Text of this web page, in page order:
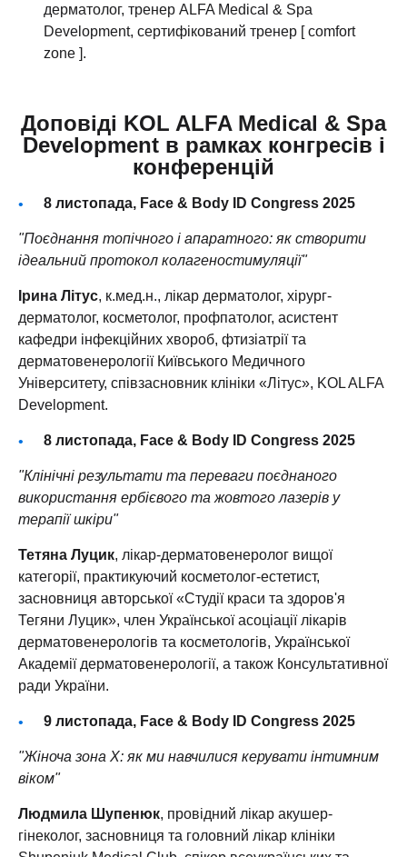
дерматолог, тренер ALFA Medical & Spa
Development, сертифікований тренер [ comfort
zone ].
Доповіді KOL ALFA Medical & Spa
Development в рамках конгресів і
конференцій
8 листопада, Face & Body ID Congress 2025
"Поєднання топічного і апаратного: як створити
ідеальний протокол колагеностимуляції"
Ірина Літус, к.мед.н., лікар дерматолог, хірург-
дерматолог, косметолог, профпатолог, асистент
кафедри інфекційних хвороб, фтизіатрії та
дерматовенерології Київського Медичного
Університету, співзасновник клініки «Літус», KOL ALFA
Development.
8 листопада, Face & Body ID Congress 2025
"Клінічні результати та переваги поєднаного
використання ербієвого та жовтого лазерів у
терапії шкіри"
Тетяна Луцик, лікар-дерматовенеролог вищої
категорії, практикуючий косметолог-естетист,
засновниця авторської «Студії краси та здоров'я
Тегяни Луцик», член Української асоціації лікарів
дерматовенерологів та косметологів, Української
Академії дерматовенерології, a також Консультативної
ради України.
9 листопада, Face & Body ID Congress 2025
"Жіноча зона Х: як ми навчилися керувати інтимним
віком"
Людмила Шупенюк, провідний лікар акушер-
гінеколог, засновниця та головний лікар клініки